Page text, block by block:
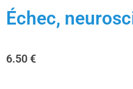
Échec,
6.50€